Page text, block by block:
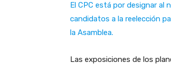
El CPC está por designar al
candidatos a la reelección
la Asamblea.
Las exposiciones de los